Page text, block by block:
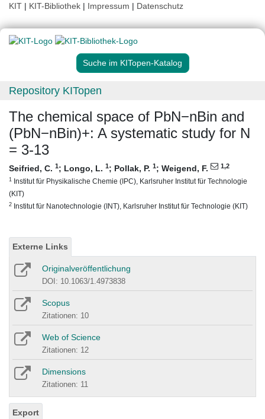
KIT | KIT-Bibliothek | Impressum | Datenschutz
Suche im KITopen-Katalog
Repository KITopen
The chemical space of PbN−nBin and
(PbN−nBin)+: A systematic study for N
= 3-13
Seifried, C. 1; Longo, L. 1; Pollak, P. 1; Weigend, F. 1,2
1 Institut für Physikalische Chemie (IPC), Karlsruher Institut für Technologie
(KIT)
2 Institut für Nanotechnologie (INT), Karlsruher Institut für Technologie (KIT)
Externe Links
Originalveröffentlichung
DOI: 10.1063/1.4973838
Scopus
Zitationen: 10
Web of Science
Zitationen: 12
Dimensions
Zitationen: 11
Export